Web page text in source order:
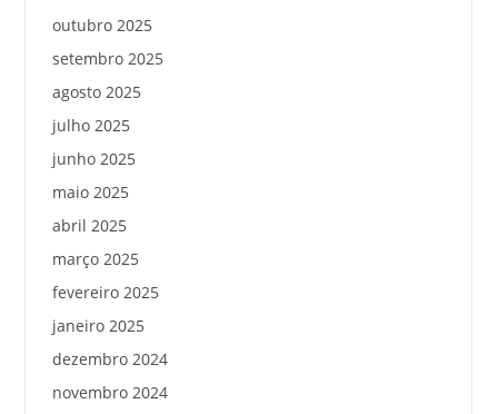
outubro 2025
setembro 2025
agosto 2025
julho 2025
junho 2025
maio 2025
abril 2025
março 2025
fevereiro 2025
janeiro 2025
dezembro 2024
novembro 2024